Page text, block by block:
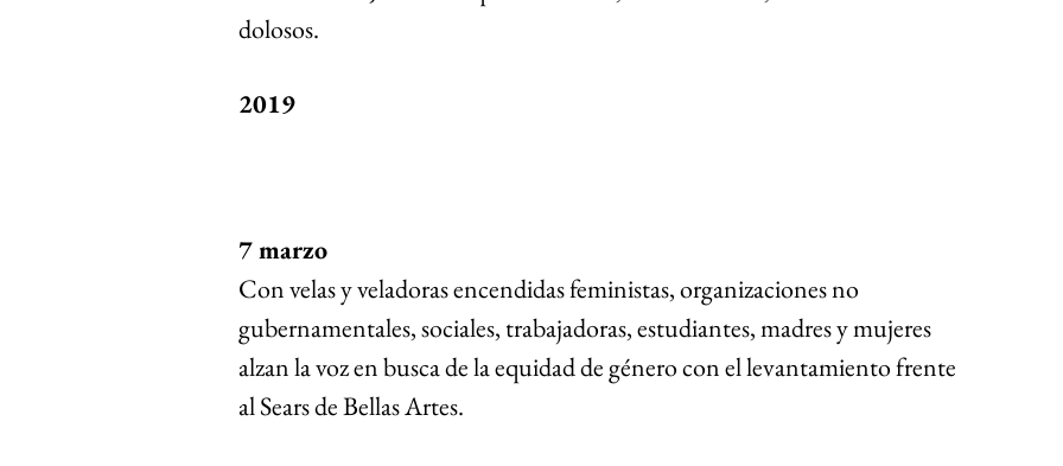
dolosos.
2019
7 marzo
Con velas y veladoras encendidas feministas, organizaciones no
gubernamentales, sociales, trabajadoras, estudiantes, madres y mujeres
alzan la voz en busca de la equidad de género con el levantamiento frente
al Sears de Bellas Artes.